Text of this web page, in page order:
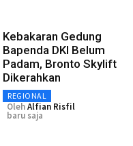
Kebakaran Gedung
Bapenda DKI Belum
Padam, Bronto Skylift
Dikerahkan
REGIONAL
OlehAlfian Risfil
baru saja